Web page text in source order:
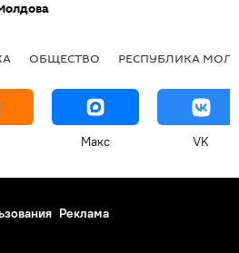
ОБЩЕСТВО РЕСПУБЛИКА
Макс VK
Реклама